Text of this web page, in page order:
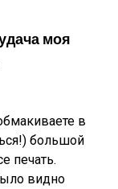
моя
в
большой
печать.
видно